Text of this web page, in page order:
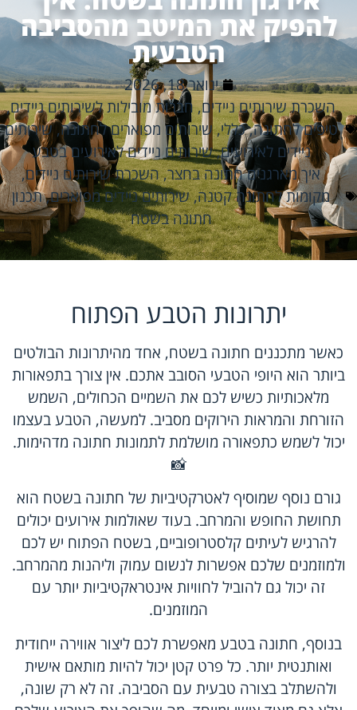
להפיק את המיטב מהסביבה
הטבעית
ינואר 18, 2026
השכרת שירותים ניידים,חברות מובילות לשירותים ניידים,
טיפים לחתונה,כללי,שירותים מפוארים לחתונה,שירותים
ניידים לאירועים,שירותים ניידים לאירועים בטבע
איך מארגנים חתונה בחצר,השכרת שירותים ניידים,
מקומות לחתונה קטנה,שירותים ניידים מפוארים,תכנון
חתונה בשטח
יתרונות הטבע הפתוח
כאשר מתכננים חתונה בשטח, אחד מהיתרונות הבולטים
ביותר הוא היופי הטבעי הסובב אתכם. אין צורך בתפאורות
מלאכותיות כשיש לכם את השמיים הכחולים, השמש
הזורחת והמראות הירוקים מסביב. למעשה, הטבע בעצמו
יכול לשמש כתפאורה מושלמת לתמונות חתונה מדהימות.
📸
גורם נוסף שמוסיף לאטרקטיביות של חתונה בשטח הוא
תחושת החופש והמרחב. בעוד שאולמות אירועים יכולים
להרגיש לעיתים קלסטרופוביים, בשטח הפתוח יש לכם
ולמוזמנים שלכם אפשרות לנשום עמוק וליהנות מהמרחב.
זה יכול גם להוביל לחוויות אינטראקטיביות יותר עם
המוזמנים.
בנוסף, חתונה בטבע מאפשרת לכם ליצור אווירה ייחודית
ואותנטית יותר. כל פרט קטן יכול להיות מותאם אישית
ולהשתלב בצורה טבעית עם הסביבה. זה לא רק שונה,